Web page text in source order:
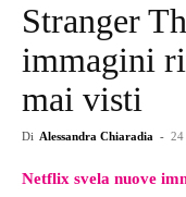
Stranger
immagini
mai visti
Di Alessandra Chiaradia - 24
Netflix svela nuove